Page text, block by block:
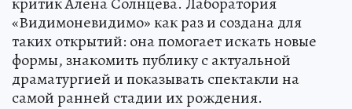
«Видимоневидимо» как раз и создана для
таких открытий: она помогает искать новые
формы, знакомить публику с актуальной
драматургией и показывать спектакли на
самой ранней стадии их рождения.